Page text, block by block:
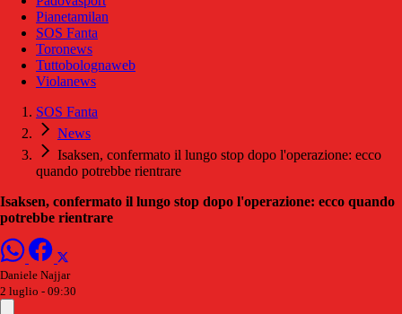
Pianetamilan
SOS Fanta
Toronews
Tuttobolognaweb
Violanews
SOS Fanta
News
Isaksen, confermato il lungo stop dopo l'operazione: ecco
quando potrebbe rientrare
Isaksen, confermato il lungo stop dopo l'operazione: ecco quando
potrebbe rientrare
Daniele Najjar
2 luglio - 09:30